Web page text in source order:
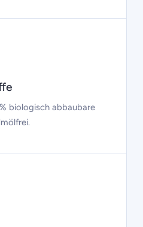
biologisch abbaubare